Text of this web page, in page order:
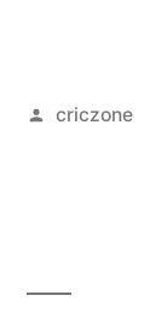
criczone